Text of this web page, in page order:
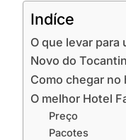
Indíce
O que levar para
Novo do
Como chegar no
O melhor Hotel
Preço
Pacotes